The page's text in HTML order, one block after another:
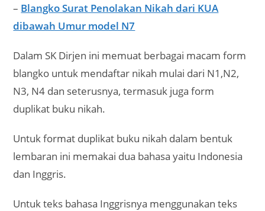
– Blangko Surat Penolakan Nikah dari KUA
dibawah Umur model N7
Dalam SK Dirjen ini memuat berbagai macam form
blangko untuk mendaftar nikah mulai dari N1,N2,
N3, N4 dan seterusnya, termasuk juga form
duplikat buku nikah.
Untuk format duplikat buku nikah dalam bentuk
lembaran ini memakai dua bahasa yaitu Indonesia
dan Inggris.
Untuk teks bahasa Inggrisnya menggunakan teks